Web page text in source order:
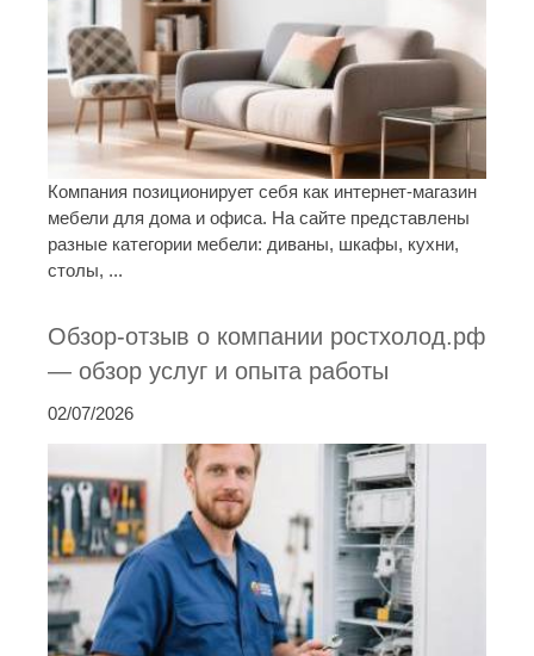
Компания позиционирует себя как интернет-магазин
мебели для дома и офиса. На сайте представлены
разные категории мебели: диваны, шкафы, кухни,
столы, ...
Обзор-отзыв о компании ростхолод.рф
— обзор услуг и опыта работы
02/07/2026